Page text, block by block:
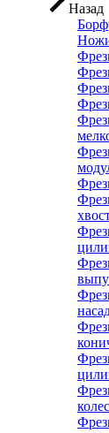
Назад
колес